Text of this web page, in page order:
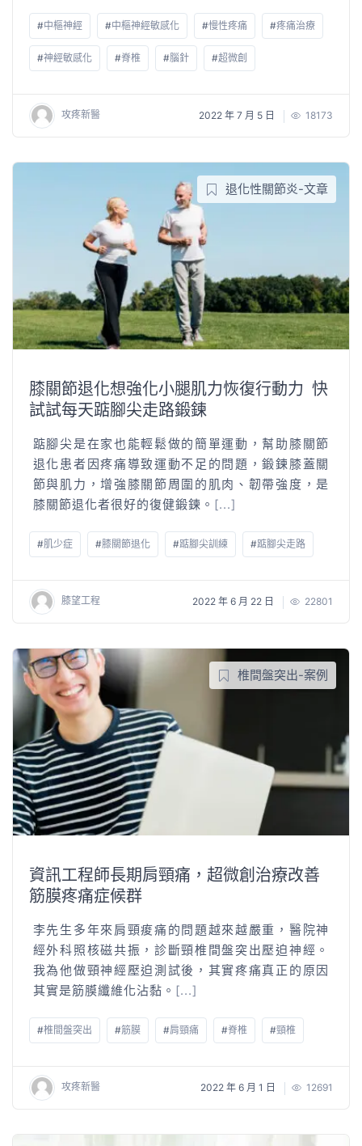
#中樞神經 #中樞神經敏感化 #慢性疼痛 #疼痛治療
#神經敏感化 #脊椎 #腦針 #超微創
攻疼新醫 2022 年 7 月 5 日 18173
退化性關節炎-文章
膝關節退化想強化小腿肌力恢復行動力 快
試試每天踮腳尖走路鍛鍊
踮腳尖是在家也能輕鬆做的簡單運動，幫助膝關節
退化患者因疼痛導致運動不足的問題，鍛鍊膝蓋關
節與肌力，增強膝關節周圍的肌肉、韌帶強度，是
膝關節退化者很好的復健鍛鍊。 [...]
#肌少症 #膝關節退化 #踮腳尖訓練 #踮腳尖走路
膝望工程 2022 年 6 月 22 日 22801
椎間盤突出-案例
資訊工程師長期肩頸痛，超微創治療改善
筋膜疼痛症候群
李先生多年來肩頸痠痛的問題越來越嚴重，醫院神
經外科照核磁共振，診斷頸椎間盤突出壓迫神經。
我為他做頸神經壓迫測試後，其實疼痛真正的原因
其實是筋膜纖維化沾黏。 [...]
#椎間盤突出 #筋膜 #肩頸痛 #脊椎 #頸椎
攻疼新醫 2022 年 6 月 1 日 12691